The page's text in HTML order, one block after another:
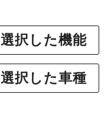
選択した機能
選択した車種